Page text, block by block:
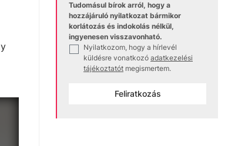
Tudomásul bírok arról, hogy a
hozzájáruló nyilatkozat bármikor
korlátozás és indokolás nélkül,
ingyenesen visszavonható.
Nyilatkozom, hogy a hírlevél
küldésre vonatkozó adatkezelési
tájékoztatót megismertem.
Feliratkozás